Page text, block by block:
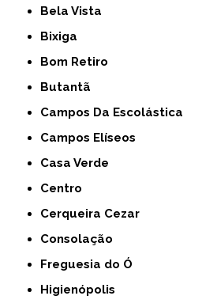
Bela Vista
Bixiga
Bom Retiro
Butantã
Campos Da Escolástica
Campos Elíseos
Casa Verde
Centro
Cerqueira Cezar
Consolação
Freguesia do Ó
Higienópolis